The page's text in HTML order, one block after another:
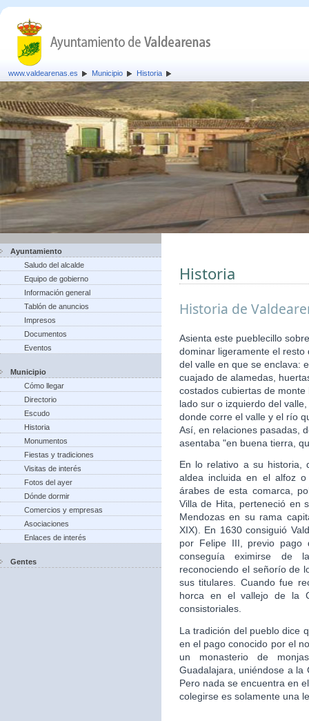
www.valdearenas.es Municipio Historia
Ayuntamiento
Saludo del alcalde
Equipo de gobierno
Información general
Tablón de anuncios
Impresos
Documentos
Eventos
Municipio
Cómo llegar
Directorio
Escudo
Historia
Monumentos
Fiestas y tradiciones
Visitas de interés
Fotos del ayer
Dónde dormir
Comercios y empresas
Asociaciones
Enlaces de interés
Gentes
Historia
Historia de
Asienta este pueblecillo
dominar ligeramente el
del valle en que se enclava:
cuajado de alamedas,
costados cubiertas de
lado sur o izquierdo del
donde corre el valle y el río
Así, en relaciones pasadas,
asentaba "en buena tierra,
En lo relativo a su historia,
aldea incluida en el alfoz
árabes de esta comarca,
Villa de Hita, perteneció en
Mendozas en su rama
XIX). En 1630 consiguió
por Felipe III, previo pago
conseguía eximirse de
reconociendo el señorío de
sus titulares. Cuando fue
horca en el vallejo de la
consistoriales.
La tradición del pueblo dice
en el pago conocido por el
un monasterio de
Guadalajara, uniéndose a la
Pero nada se encuentra en
colegirse es solamente una